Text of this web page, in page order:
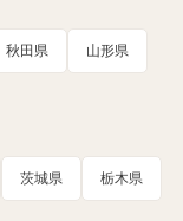
秋田県 山形県
茨城県 栃木県